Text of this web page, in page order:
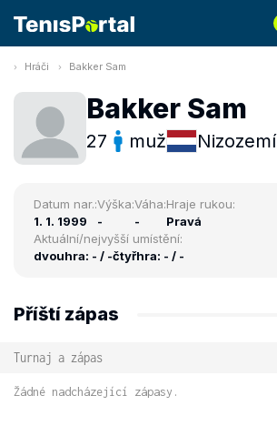
Hráči Bakker Sam
Bakker Sam
27 muž Nizozemí
Datum nar.:
1. 1. 1999
Výška:
-
Váha:
-
Hraje rukou:
Pravá
Aktuální/nejvyšší umístění:
dvouhra: - / -čtyřhra: - / -
Příští zápas
Turnaj a zápas
Žádné nadcházející zápasy.